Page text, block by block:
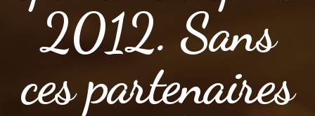
2012. Sans
ces partenaires